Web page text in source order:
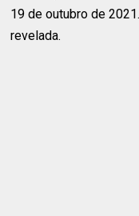
19 de outubro de
revelada.